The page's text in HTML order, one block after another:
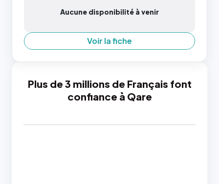
Aucune disponibilité à venir
Voir la fiche
Plus de 3 millions de Français font
confiance à Qare